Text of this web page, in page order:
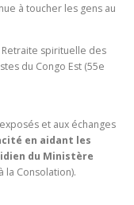
à toucher les gens au
spirituelle des
du Congo Est (55e
et aux échanges
en aidant les
du Ministère
la Consolation).